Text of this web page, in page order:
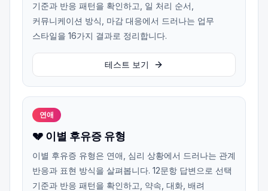
기준과 반응 패턴을 확인하고, 일 처리 순서,
커뮤니케이션 방식, 마감 대응에서 드러나는 업무
스타일을 16가지 결과로 정리합니다.
테스트 보기
연애
💔 이별 후유증 유형
이별 후유증 유형은 연애, 심리 상황에서 드러나는 관계
반응과 표현 방식을 살펴봅니다. 12문항 답변으로 선택
기준과 반응 패턴을 확인하고, 약속, 대화, 배려